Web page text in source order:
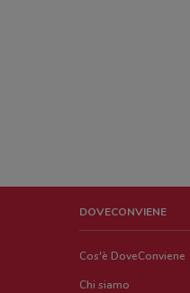
DOVECONVIENE
Cos'è DoveConviene
Chi siamo